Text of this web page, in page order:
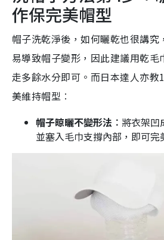
作保完美帽型
帽子洗乾淨後，如何曬乾也很講究
易導致帽子變形，因此建議用乾毛
走多餘水分即可。而日本達人亦
美維持帽型︰
帽子晾曬不變形法︰ 將衣架凹
並塞入毛巾支撐內部，即可完